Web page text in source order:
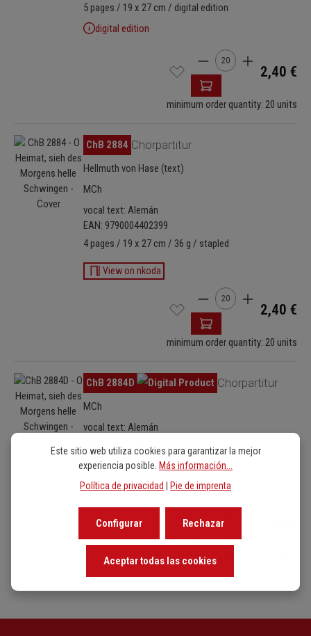
5 pages / 19 x 27 cm / digital edition
digital edition
Cantidad del
2,40 €
minimum order quantity: 20 units
Omitir galería de imágenes
ChB 2884 Chorpartitur
Hellmuth von Hase (text)
MCh
vocal text: Alemán
EAN: 9790004402399
4 pages / 19 x 27 cm / 36 g / stapled
View on nkoda
Cantidad del
2,40 €
minimum order quantity: 20 units
Omitir galería de imágenes
ChB 2884D Chorpartitur
MCh
vocal text: Alemán
5 pages / 19 x 27 cm / digital edition
digital edition
Cantidad del producto:
minimum order quantity: 20 units
Este sitio web utiliza cookies para garantizar la mejor
experiencia posible. Más información...
Política de privacidad
Pie de imprenta
Rechazar
Configurar
Aceptar todas las cookies